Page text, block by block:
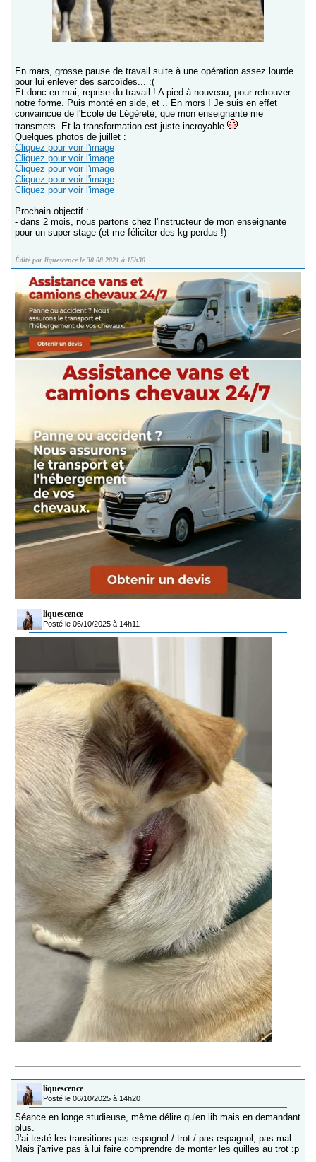
En mars, grosse pause de travail suite à une opération assez lourde
pour lui enlever des sarcoïdes... :(
Et donc en mai, reprise du travail ! A pied à nouveau, pour retrouver
notre forme. Puis monté en side, et .. En mors ! Je suis en effet
convaincue de l'Ecole de Légèreté, que mon enseignante me
transmets. Et la transformation est juste incroyable
Quelques photos de juillet :
Cliquez pour voir l'image
Cliquez pour voir l'image
Cliquez pour voir l'image
Cliquez pour voir l'image
Cliquez pour voir l'image
Prochain objectif :
- dans 2 mois, nous partons chez l'instructeur de mon enseignante
pour un super stage (et me féliciter des kg perdus !)
Édité par liquescence le 30-08-2021 à 15h30
liquescence
Posté le 06/10/2025 à 14h11
liquescence
Posté le 06/10/2025 à 14h20
Séance en longe studieuse, même délire qu'en lib mais en demandant
plus.
J'ai testé les transitions pas espagnol / trot / pas espagnol, pas mal.
Mais j'arrive pas à lui faire comprendre de monter les quilles au trot :p